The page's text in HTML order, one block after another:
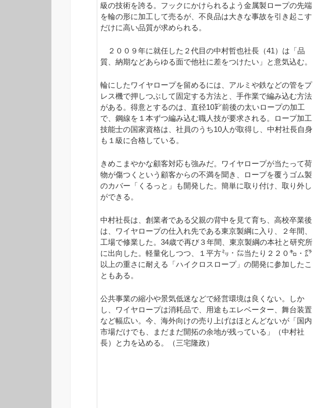
級の技術を誇る。フックにかけられるよう金属製ロープの先端
を輪の形に加工して売るが、不良品は大きな事故を引き起こす
だけに高い品質が求められる。
２００９年に就任した２代目の中村哲也社長（41）は「品
質、納期などあらゆる面で他社に差をつけたい」と意気込む。
輪にしたワイヤロープを留めるには、アルミや鉄などの管をプ
レス機で押しつぶして固定する方法と、手作業で編み込む方法
がある。得意とするのは、直径10㌢前後の太いロープの加工
で、鋼線を１本ずつ編み込む職人技が要求される。ロープ加工
技能士の国家資格は、社員のうち10人が取得し、中村社長自身
も１級に合格している。
きめこまやかな顧客対応も強みだ。ワイヤロープが当たって荷
物が傷つくという顧客からの不満を聞き、ロープを覆うゴム製
のカバー「くるっと」も開発した。簡単に取り付け、取り外し
ができる。
中村社長は、創業者である父親の背中を見て育ち、高校卒業後
は、ワイヤロープの仕入れ先である東京製綱に入り、２年間、
工場で修業した。34歳で再び３年間、東京製綱の本社と研究所
に出向した。軽量化しつつ、１平方㍉・㍍当たり２２０㌔・㌘
以上の重さに耐える「ハイクロスロープ」の開発に参加したこ
ともある。
公共事業の縮小や景気低迷などで経営環境は良くない。しか
し、ワイヤロープは消耗品で、用途もエレベーター、舞台装置
など幅広い。今、海外向けの売り上げはほとんどないが「国内
市場だけでも、まだまだ開拓の余地が残っている」（中村社
長）と力を込める。（三宅隆政）